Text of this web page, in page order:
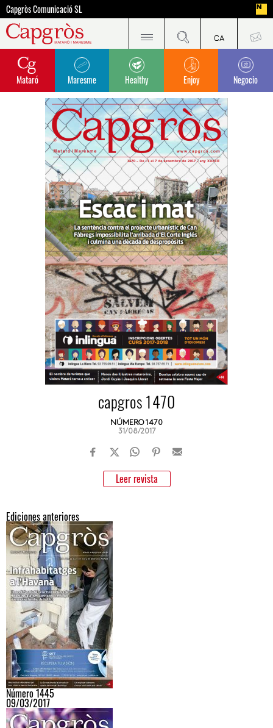
Capgròs Comunicació SL
Mataró Maresme Healthy Enjoy Negocio
capgros 1470
NÚMERO 1470
31/08/2017
Leer revista
Ediciones anteriores
Número 1445
09/03/2017